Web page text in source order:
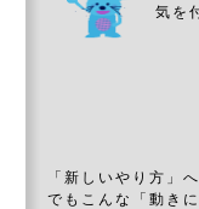
気を
「新しいやり方」
でもこんな「動き